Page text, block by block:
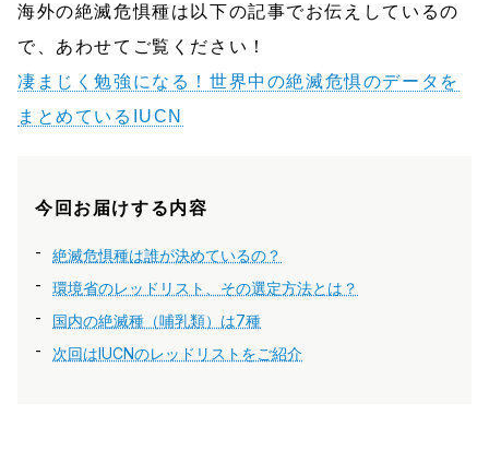
海外の絶滅危惧種は以下の記事でお伝えしているの
で、あわせてご覧ください！
凄まじく勉強になる！世界中の絶滅危惧のデータを
まとめているIUCN
今回お届けする内容
絶滅危惧種は誰が決めているの？
環境省のレッドリスト、その選定方法とは？
国内の絶滅種（哺乳類）は7種
次回はIUCNのレッドリストをご紹介